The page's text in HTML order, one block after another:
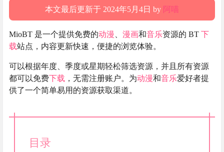
本文最后更新于 2024年5月4日 by 阿喵
MioBT 是一个提供免费的动漫 漫画和音乐资源的 BT 下
载站点，内容更新快速，便捷的浏览体验。
可以根据年度、季度或星期轻松筛选资源，并且所有资源
都可以免费下载 ，无需注册账户。为动漫和音乐爱好者提
供了一个简单易用的资源获取渠道。
目录